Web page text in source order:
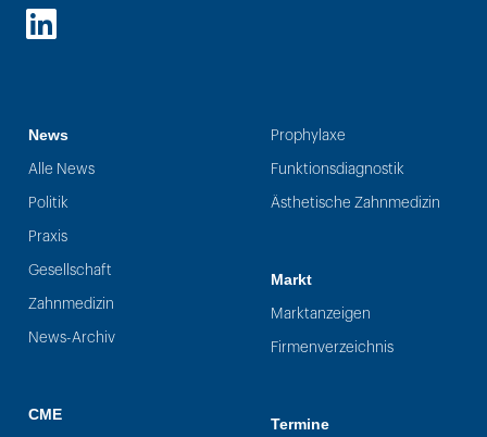
LinkedIn
News
Alle News
Politik
Praxis
Gesellschaft
Zahnmedizin
News-Archiv
CME
Prophylaxe
Funktionsdiagnostik
Ästhetische Zahnmedizin
Markt
Marktanzeigen
Firmenverzeichnis
Termine